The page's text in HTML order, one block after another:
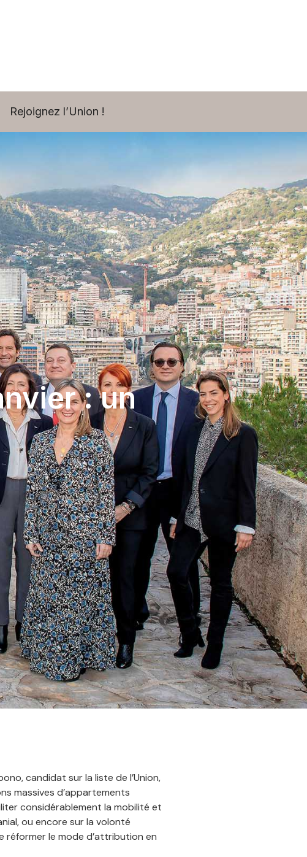
Rejoignez l’Union !
: un
candidat sur la liste de l’Union,
massives d’appartements
considérablement la mobilité et
ou encore sur la volonté
le mode d’attribution en